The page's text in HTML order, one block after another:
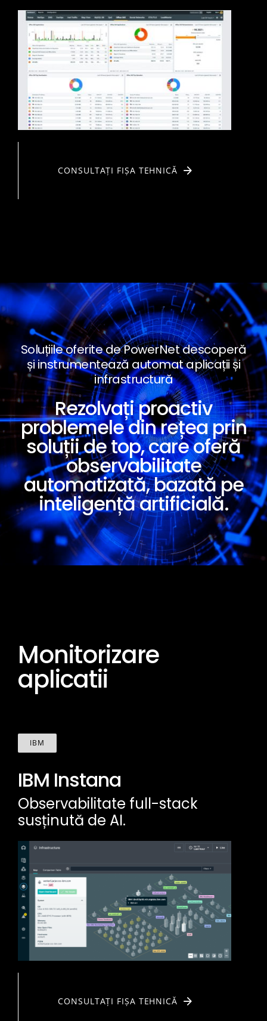
CONSULTAȚI FIȘA TEHNICĂ
Soluțiile oferite de PowerNet descoperă
și instrumentează automat aplicații și
infrastructură
Rezolvați proactiv
problemele din rețea prin
soluții de top, care oferă
observabilitate
automatizată, bazată pe
inteligență artificială.
Monitorizare
aplicatii
IBM
IBM Instana
Observabilitate full-stack
susținută de AI.
CONSULTAȚI FIȘA TEHNICĂ